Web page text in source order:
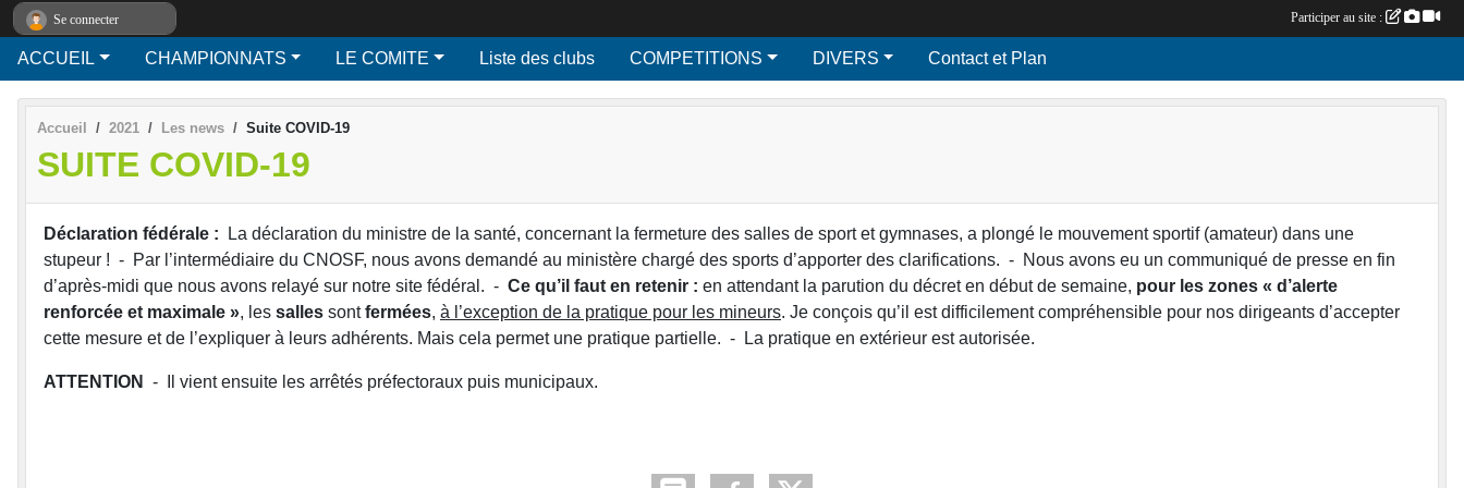
ACCUEIL CHAMPIONNATS LE COMITE Liste des clubs COMPETITIONS DIVERS Contact et Plan
Accueil 2021 Les news Suite COVID-19
SUITE COVID-19
Déclaration fédérale : La déclaration du ministre de la santé, concernant la fermeture des salles de sport et gymnases, a plongé le mouvement sportif (amateur) dans une
stupeur ! - Par l’intermédiaire du CNOSF, nous avons demandé au ministère chargé des sports d’apporter des clarifications. - Nous avons eu un communiqué de presse en fin
d’après-midi que nous avons relayé sur notre site fédéral. - Ce qu’il faut en retenir : en attendant la parution du décret en début de semaine, pour les zones « d’alerte
renforcée et maximale », les salles sontfermées, à l’exception de la pratique pour les mineurs. Je conçois qu’il est difficilement compréhensible pour nos dirigeants d’accepter
cette mesure et de l’expliquer à leurs adhérents. Mais cela permet une pratique partielle. - La pratique en extérieur est autorisée.
ATTENTION - Il vient ensuite les arrêtés préfectoraux puis municipaux.
Se connecter Participer au site :
Panneau de gestion des cookies